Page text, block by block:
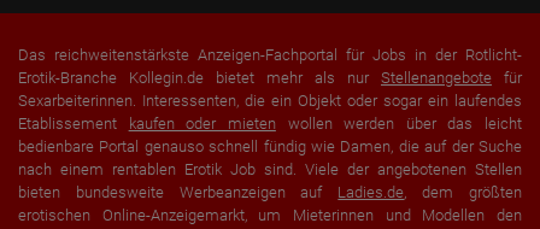
Das reichweitenstärkste Anzeigen-Fachportal für Jobs in der Rotlicht-
Erotik-Branche Kollegin.de bietet mehr als nur Stellenangebote für
Sexarbeiterinnen. Interessenten, die ein Objekt oder sogar ein laufendes
Etablissement
kaufen oder mieten wollen werden über das leicht
bedienbare Portal genauso schnell fündig wie Damen, die auf der Suche
nach einem rentablen Erotik Job sind. Viele der angebotenen Stellen
bieten bundesweite Werbeanzeigen auf Ladies.de, dem größten
erotischen Online-Anzeigemarkt, um Mieterinnen und Modellen den